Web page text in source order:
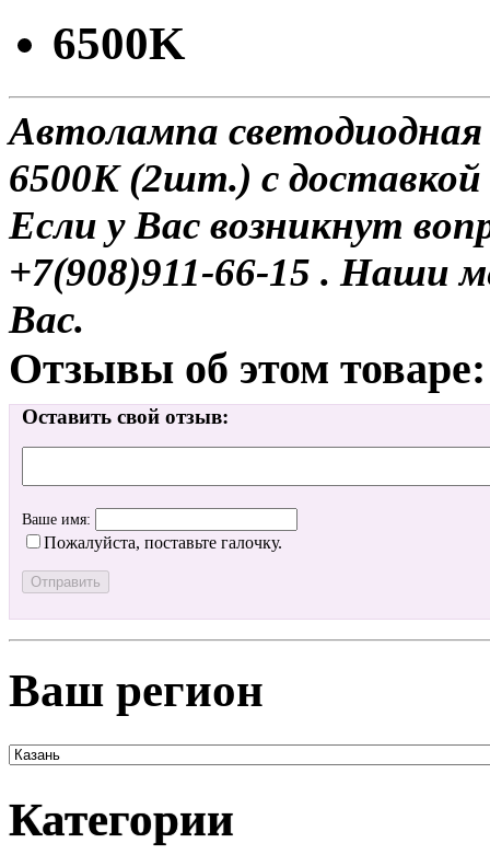
6500K
Автолампа
6500K (2шт.) с доставкой
Если у Вас возникнут
+7(908)911-66-15 . Наши
Вас.
Отзывы об этом товаре:
Оставить свой отзыв:
Ваше имя:
Пожалуйста, поставьте галочку.
Ваш регион
Категории